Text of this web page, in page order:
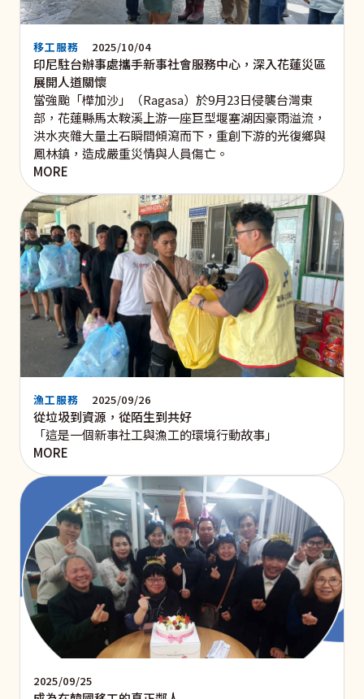
移工服務 2025/10/04
印尼駐台辦事處攜手新事社會服務中心，深入花蓮災區
展開人道關懷
當強颱「樺加沙」（Ragasa）於9月23日侵襲台灣東
部，花蓮縣馬太鞍溪上游一座巨型堰塞湖因豪雨溢流，
洪水夾雜大量土石瞬間傾瀉而下，重創下游的光復鄉與
鳳林鎮，造成嚴重災情與人員傷亡。
MORE
漁工服務 2025/09/26
從垃圾到資源，從陌生到共好
「這是一個新事社工與漁工的環境行動故事」
MORE
2025/09/25